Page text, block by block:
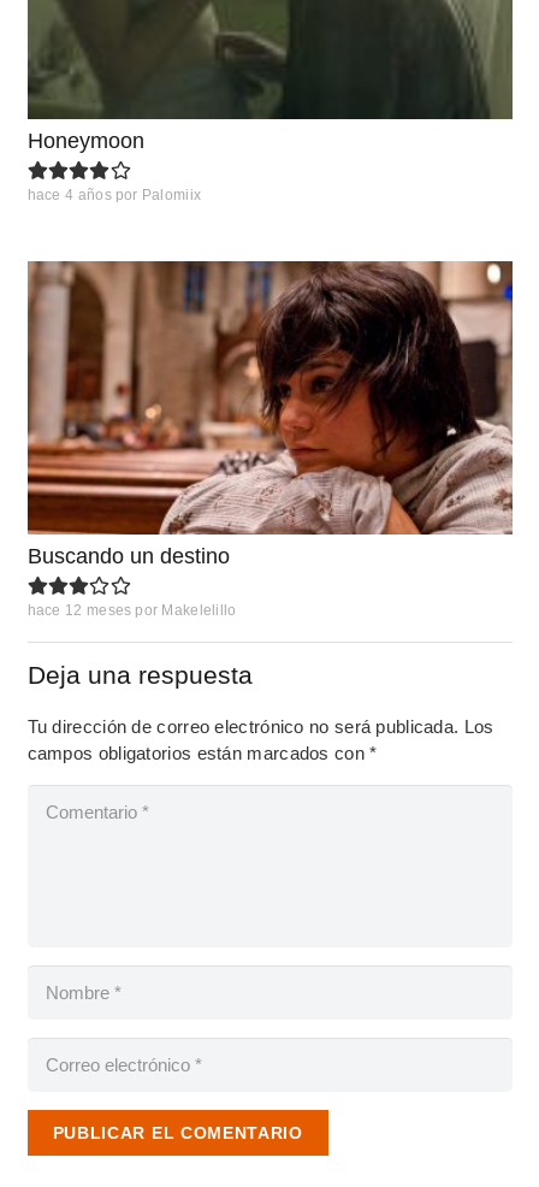
Honeymoon
hace 4 años por Palomiix
Buscando un destino
hace 12 meses por Makelelillo
Deja una respuesta
Tu dirección de correo electrónico no será publicada. Los
campos obligatorios están marcados con*
PUBLICAR EL COMENTARIO